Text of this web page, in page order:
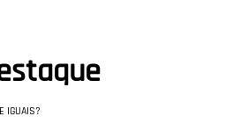
IGUAIS?